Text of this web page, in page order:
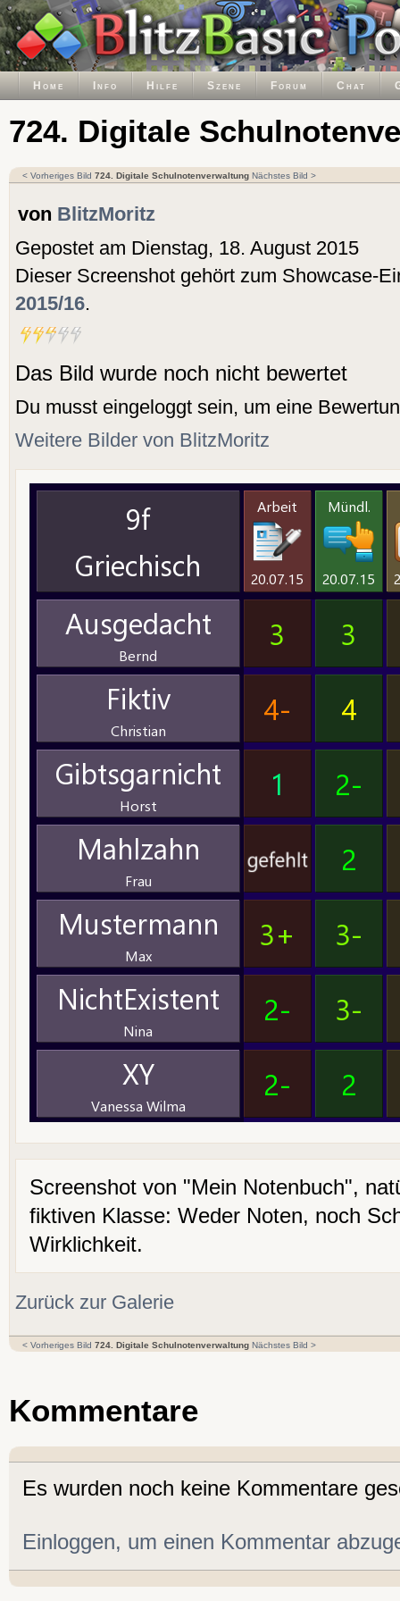
Home Info Hilfe Szene Forum Chat
724. Digitale
< Vorheriges Bild 724. Digitale Schulnotenverwaltung Nächstes Bild >
von BlitzMoritz
Gepostet am Dienstag, 18. August 2015
Dieser Screenshot gehört zum Showcase-
2015/16.
Das Bild wurde noch nicht bewertet
Du musst eingeloggt sein, um eine
Weitere Bilder von BlitzMoritz
Screenshot von "Mein Notenbuch",
fiktiven Klasse: Weder Noten, noch
Wirklichkeit.
Zurück zur Galerie
< Vorheriges Bild 724. Digitale Schulnotenverwaltung Nächstes Bild >
Kommentare
Es wurden noch keine Kommentare
Einloggen, um einen Kommentar